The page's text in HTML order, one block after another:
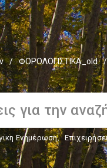
/ ΦΟΡΟΛΟΓΙΣΤΙΚΑ_old /
Ενημέρωση,